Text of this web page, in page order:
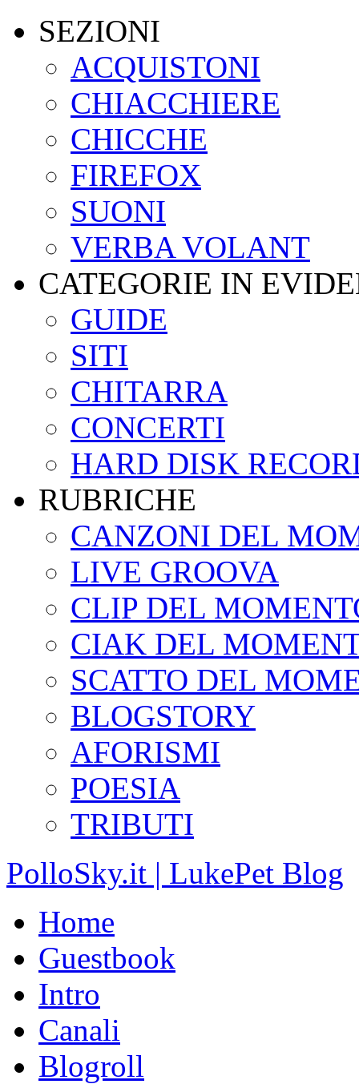
SEZIONI
ACQUISTONI
CHIACCHIERE
CHICCHE
FIREFOX
SUONI
VERBA VOLANT
CATEGORIE IN
GUIDE
SITI
CHITARRA
CONCERTI
HARD DISK
RUBRICHE
CANZONI DEL
LIVE GROOVA
CLIP DEL
CIAK DEL
SCATTO DEL
BLOGSTORY
AFORISMI
POESIA
TRIBUTI
PolloSky.it | LukePet Blog
Home
Guestbook
Intro
Canali
Blogroll